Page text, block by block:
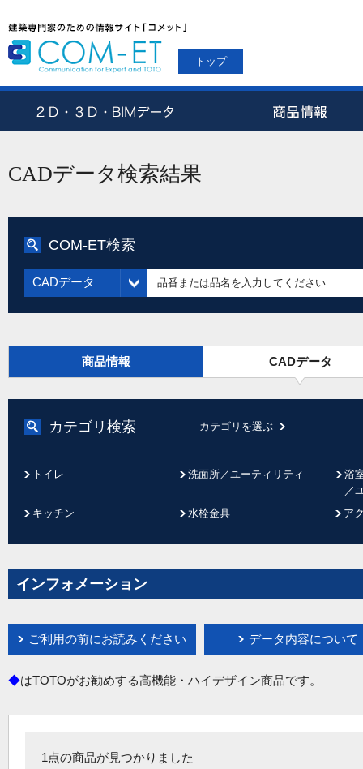
トップ
CADデータ検索結果
COM-ET検索
CADデータ
商品情報 CADデータ
カテゴリ検索 カテゴリを選ぶ
トイレ 洗面所／ユーティリティ
浴
／
キッチン
水栓金具 ア
インフォメーション
ご利用の前にお読みください データ内容について
◆はTOTOがお勧めする高機能・ハイデザイン商品です。
1点の商品が見つかりました